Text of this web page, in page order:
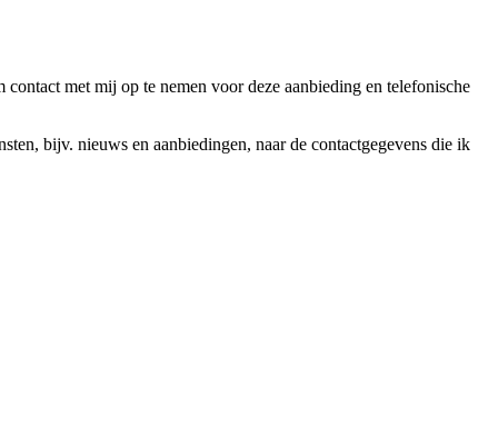
met mij op te nemen voor deze aanbieding en telefonische
bijv. nieuws en aanbiedingen, naar de contactgegevens die ik